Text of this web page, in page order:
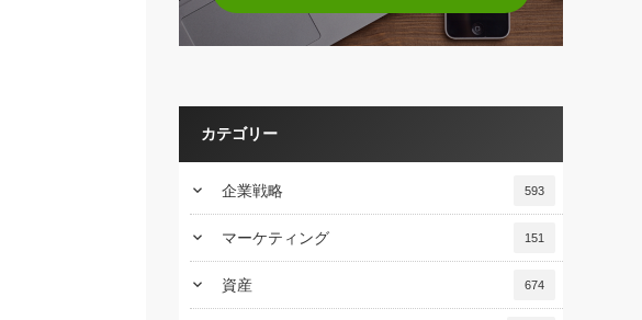
カテゴリー
keyboard_arrow_down 企業戦略 593
keyboard_arrow_down マーケティング 151
keyboard_arrow_down 資産 674